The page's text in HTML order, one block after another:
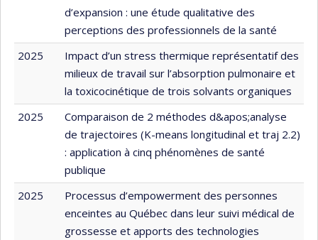
d’expansion : une étude qualitative des
perceptions des professionnels de la santé
2025
Impact d’un stress thermique représentatif des
milieux de travail sur l’absorption pulmonaire et
la toxicocinétique de trois solvants organiques
2025
Comparaison de 2 méthodes d&apos;analyse
de trajectoires (K-means longitudinal et traj 2.2)
: application à cinq phénomènes de santé
publique
2025
Processus d’empowerment des personnes
enceintes au Québec dans leur suivi médical de
grossesse et apports des technologies